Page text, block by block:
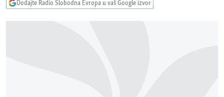
FOTOGALERIJE
RAT U UKRAJINI
Dodajte Radio Slobodna Evropa u vaš Google izvor